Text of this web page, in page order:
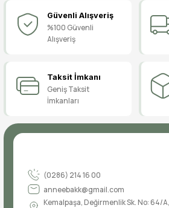
Yorum Yaz
Güvenli Alışveriş
%100 Güvenli
Alışveriş
Taksit İmkanı
Geniş Taksit
İmkanları
(0286) 214 16 00
anneebakk@gmail.com
Kemalpaşa, Değirmenlik Sk. No: 64/